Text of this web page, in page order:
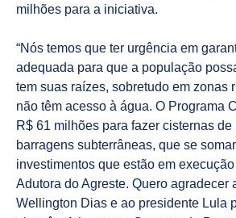
milhões para a iniciativa.
“Nós temos que ter urgência em
adequada para que a população
tem suas raízes, sobretudo em zonas
não têm acesso à água. O Programa
R$ 61 milhões para fazer cisternas de
barragens subterrâneas, que se
investimentos que estão em
Adutora do Agreste. Quero agradecer
Wellington Dias e ao presidente Lula